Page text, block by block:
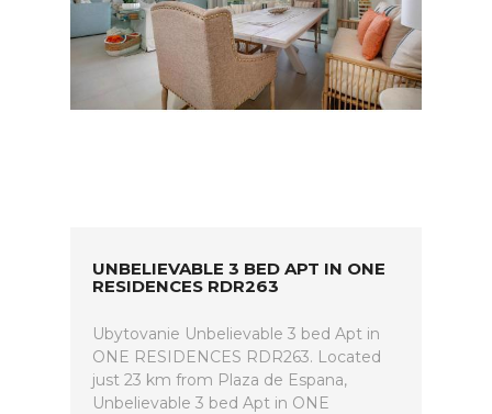
UNBELIEVABLE 3 BED APT IN ONE
RESIDENCES RDR263
Ubytovanie Unbelievable 3 bed Apt in
ONE RESIDENCES RDR263. Located
just 23 km from Plaza de Espana,
Unbelievable 3 bed Apt in ONE